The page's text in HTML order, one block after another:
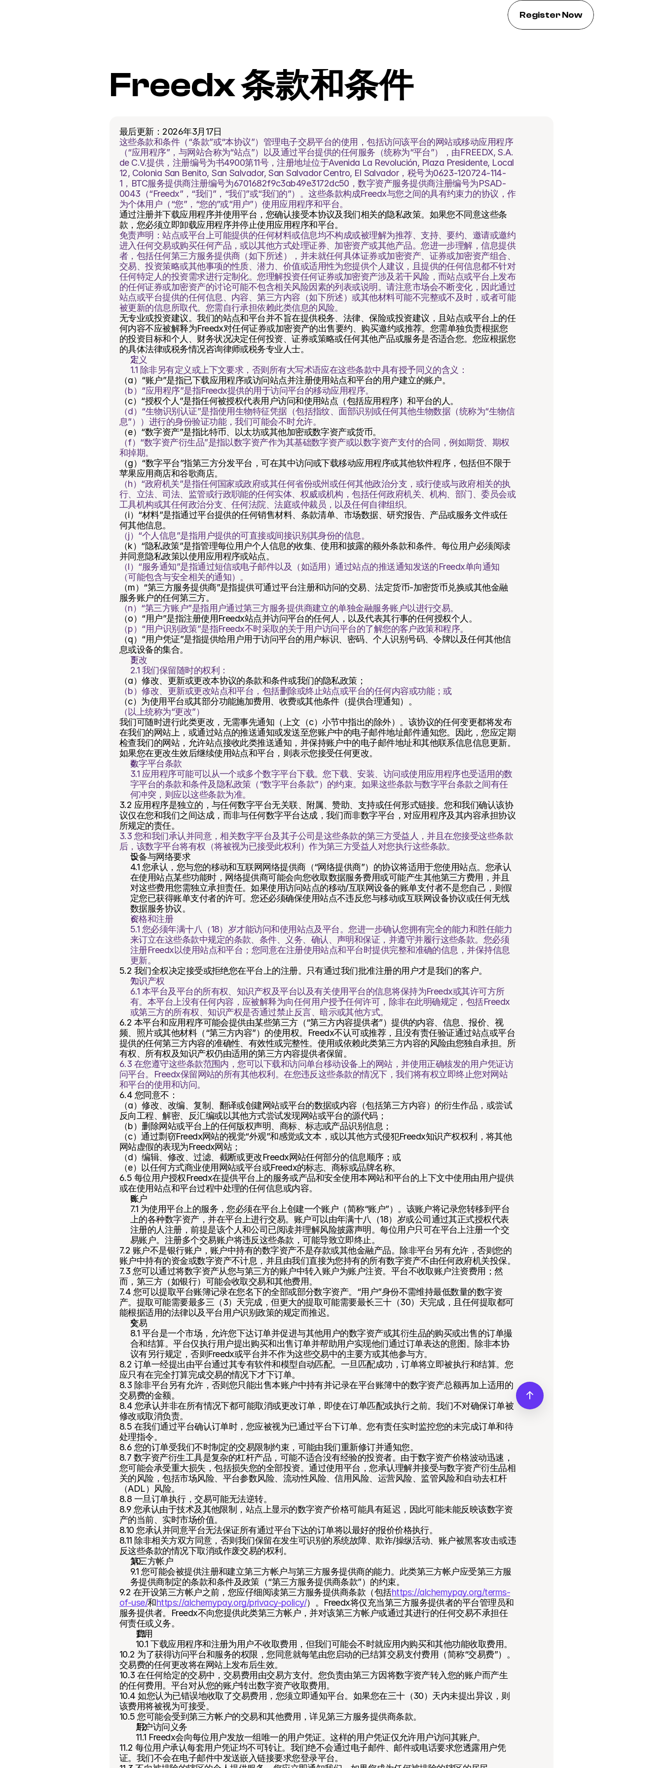
Register Now
Freedx 条款和条件
最后更新：2026年3月17日
这些条款和条件（“条款”或“本协议”）管理电子交易平台的使用，包括访问该平台的网站或移动应用程序
（“应用程序”，与网站合称为“站点”）以及通过平台提供的任何服务（统称为“平台”），由FREEDX, S.A.
de C.V.提供，注册编号为书4900第11号，注册地址位于Avenida La Revolución, Plaza Presidente, Local
12, Colonia San Benito, San Salvador, San Salvador Centro, El Salvador，税号为0623-120724-114-
1，BTC服务提供商注册编号为6701682f9c3ab49e3172dc50，数字资产服务提供商注册编号为PSAD-
0043（“Freedx”，“我们”，“我们”或“我们的”）。这些条款构成Freedx与您之间的具有约束力的协议，作
为个体用户（“您”，“您的”或“用户”）使用应用程序和平台。
通过注册并下载应用程序并使用平台，您确认接受本协议及我们相关的隐私政策。如果您不同意这些条
款，您必须立即卸载应用程序并停止使用应用程序和平台。
免责声明：站点或平台上可能提供的任何材料或信息均不构成或被理解为推荐、支持、要约、邀请或邀约
进入任何交易或购买任何产品，或以其他方式处理证券、加密资产或其他产品。您进一步理解，信息提供
者，包括任何第三方服务提供商（如下所述），并未就任何具体证券或加密资产、证券或加密资产组合、
交易、投资策略或其他事项的性质、潜力、价值或适用性为您提供个人建议，且提供的任何信息都不针对
任何特定人的投资需求进行定制化。您理解投资任何证券或加密资产涉及若干风险，而站点或平台上发布
的任何证券或加密资产的讨论可能不包含相关风险因素的列表或说明。请注意市场会不断变化，因此通过
站点或平台提供的任何信息、内容、第三方内容（如下所述）或其他材料可能不完整或不及时，或者可能
被更新的信息所取代。您需自行承担依赖此类信息的风险。
无专业或投资建议。我们的站点和平台并不旨在提供税务、法律、保险或投资建议，且站点或平台上的任
何内容不应被解释为Freedx对任何证券或加密资产的出售要约、购买邀约或推荐。您需单独负责根据您
的投资目标和个人、财务状况决定任何投资、证券或策略或任何其他产品或服务是否适合您。您应根据您
的具体法律或税务情况咨询律师或税务专业人士。
定义
1.1 除非另有定义或上下文要求，否则所有大写术语应在这些条款中具有授予同义的含义：
（a）“账户”是指已下载应用程序或访问站点并注册使用站点和平台的用户建立的账户。
（b）“应用程序”是指Freedx提供的用于访问平台的移动应用程序。
（c）“授权个人”是指任何被授权代表用户访问和使用站点（包括应用程序）和平台的人。
（d）“生物识别认证”是指使用生物特征凭据（包括指纹、面部识别或任何其他生物数据（统称为“生物信
息”））进行的身份验证功能，我们可能会不时允许。
（e）“数字资产”是指比特币、以太坊或其他加密或数字资产或货币。
（f）“数字资产衍生品”是指以数字资产作为其基础数字资产或以数字资产支付的合同，例如期货、期权
和掉期。
（g）“数字平台”指第三方分发平台，可在其中访问或下载移动应用程序或其他软件程序，包括但不限于
苹果应用商店和谷歌商店。
（h）“政府机关”是指任何国家或政府或其任何省份或州或任何其他政治分支，或行使或与政府相关的执
行、立法、司法、监管或行政职能的任何实体、权威或机构，包括任何政府机关、机构、部门、委员会或
工具机构或其任何政治分支、任何法院、法庭或仲裁员，以及任何自律组织。
（i）“材料”是指通过平台提供的任何销售材料、条款清单、市场数据、研究报告、产品或服务文件或任
何其他信息。
（j）“个人信息”是指用户提供的可直接或间接识别其身份的信息。
（k）“隐私政策”是指管理每位用户个人信息的收集、使用和披露的额外条款和条件。每位用户必须阅读
并同意隐私政策以使用应用程序或站点。
（l）“服务通知”是指通过短信或电子邮件以及（如适用）通过站点的推送通知发送的Freedx单向通知
（可能包含与安全相关的通知）。
（m）“第三方服务提供商”是指提供可通过平台注册和访问的交易、法定货币-加密货币兑换或其他金融
服务账户的任何第三方。
（n）“第三方账户”是指用户通过第三方服务提供商建立的单独金融服务账户以进行交易。
（o）“用户”是指注册使用Freedx站点并访问平台的任何人，以及代表其行事的任何授权个人。
（p）“用户识别政策”是指Freedx不时采取的关于用户访问平台的了解您的客户政策和程序。
（q）“用户凭证”是指提供给用户用于访问平台的用户标识、密码、个人识别号码、令牌以及任何其他信
息或设备的集合。
更改
2.1 我们保留随时的权利：
（a）修改、更新或更改本协议的条款和条件或我们的隐私政策；
（b）修改、更新或更改站点和平台，包括删除或终止站点或平台的任何内容或功能；或
（c）为使用平台或其部分功能施加费用、收费或其他条件（提供合理通知）。
（以上统称为“更改”）
我们可随时进行此类更改，无需事先通知（上文（c）小节中指出的除外）。该协议的任何变更都将发布
在我们的网站上，或通过站点的推送通知或发送至您账户中的电子邮件地址邮件通知您。因此，您应定期
检查我们的网站，允许站点接收此类推送通知，并保持账户中的电子邮件地址和其他联系信息信息更新。
如果您在更改生效后继续使用站点和平台，则表示您接受任何更改。
数字平台条款
3.1 应用程序可能可以从一个或多个数字平台下载。您下载、安装、访问或使用应用程序也受适用的数
字平台的条款和条件及隐私政策（“数字平台条款”）的约束。如果这些条款与数字平台条款之间有任
何冲突，则应以这些条款为准。
3.2 应用程序是独立的，与任何数字平台无关联、附属、赞助、支持或任何形式链接。您和我们确认该协
议仅在您和我们之间达成，而非与任何数字平台达成，我们而非数字平台，对应用程序及其内容承担协议
所规定的责任。
3.3 您和我们承认并同意，相关数字平台及其子公司是这些条款的第三方受益人，并且在您接受这些条款
后，该数字平台将有权（将被视为已接受此权利）作为第三方受益人对您执行这些条款。
设备与网络要求
4.1 您承认，您与您的移动和互联网网络提供商（“网络提供商”）的协议将适用于您使用站点。您承认
在使用站点某些功能时，网络提供商可能会向您收取数据服务费用或可能产生其他第三方费用，并且
对这些费用您需独立承担责任。如果使用访问站点的移动/互联网设备的账单支付者不是您自己，则假
定您已获得账单支付者的许可。您还必须确保使用站点不违反您与移动或互联网设备协议或任何无线
数据服务协议。
资格和注册
5.1 您必须年满十八（18）岁才能访问和使用站点及平台。您进一步确认您拥有完全的能力和胜任能力
来订立在这些条款中规定的条款、条件、义务、确认、声明和保证，并遵守并履行这些条款。您必须
注册Freedx以使用站点和平台；您同意在注册使用站点和平台时提供完整和准确的信息，并保持信息
更新。
5.2 我们全权决定接受或拒绝您在平台上的注册。只有通过我们批准注册的用户才是我们的客户。
知识产权
6.1 本平台及平台的所有权、知识产权及平台以及有关使用平台的信息将保持为Freedx或其许可方所
有。本平台上没有任何内容，应被解释为向任何用户授予任何许可，除非在此明确规定，包括Freedx
或第三方的所有权、知识产权是否通过禁止反言、暗示或其他方式。
6.2 本平台和应用程序可能会提供由某些第三方（“第三方内容提供者”）提供的内容、信息、报价、视
频、照片或其他材料（“第三方内容”）的使用权。Freedx不认可或推荐，且没有责任验证通过站点或平台
提供的任何第三方内容的准确性、有效性或完整性。使用或依赖此类第三方内容的风险由您独自承担。所
有权、所有权及知识产权仍由适用的第三方内容提供者保留。
6.3 在您遵守这些条款范围内，您可以下载和访问单台移动设备上的网站，并使用正确核发的用户凭证访
问平台。Freedx保留网站的所有其他权利。在您违反这些条款的情况下，我们将有权立即终止您对网站
和平台的使用和访问。
6.4 您同意不：
（a）修改、改编、复制、翻译或创建网站或平台的数据或内容（包括第三方内容）的衍生作品，或尝试
反向工程、解密、反汇编或以其他方式尝试发现网站或平台的源代码；
（b）删除网站或平台上的任何版权声明、商标、标志或产品识别信息；
（c）通过剽窃Freedx网站的视觉“外观”和感觉或文本，或以其他方式侵犯Freedx知识产权权利，将其他
网站虚假的表现为Freedx网站；
（d）编辑、修改、过滤、截断或更改Freedx网站任何部分的信息顺序；或
（e）以任何方式商业使用网站或平台或Freedx的标志、商标或品牌名称。
6.5 每位用户授权Freedx在提供平台上的服务或产品和安全使用本网站和平台的上下文中使用由用户提供
或在使用站点和平台过程中处理的任何信息或内容。
账户
7.1 为使用平台上的服务，您必须在平台上创建一个账户（简称“账户”）。该账户将记录您转移到平台
上的各种数字资产，并在平台上进行交易。账户可以由年满十八（18）岁或公司通过其正式授权代表
注册的人注册，前提是该个人和公司已阅读并理解风险披露声明。每位用户只可在平台上注册一个交
易账户。注册多个交易账户将违反这些条款，可能导致立即终止。
7.2 账户不是银行账户，账户中持有的数字资产不是存款或其他金融产品。除非平台另有允许，否则您的
账户中持有的资金或数字资产不计息，并且由我们直接为您持有的所有数字资产不由任何政府机关投保。
7.3 您可以通过将数字资产从您与第三方的账户中转入账户为账户注资。平台不收取账户注资费用；然
而，第三方（如银行）可能会收取交易和其他费用。
7.4 您可以提取平台账簿记录在您名下的全部或部分数字资产。“用户”身份不需维持最低数量的数字资
产。提取可能需要最多三（3）天完成，但更大的提取可能需要最长三十（30）天完成，且任何提取都可
能根据适用的法律以及平台用户识别政策的规定而推迟。
交易
8.1 平台是一个市场，允许您下达订单并促进与其他用户的数字资产或其衍生品的购买或出售的订单撮
合和结算。平台仅执行用户提出购买和出售订单并帮助用户实现他们通过订单表达的意图。除非本协
议有另行规定，否则Freedx或平台并不作为这些交易中的主要方或其他参与方。
8.2 订单一经提出由平台通过其专有软件和模型自动匹配。一旦匹配成功，订单将立即被执行和结算。您
应只有在完全打算完成交易的情况下才下订单。
8.3 除非平台另有允许，否则您只能出售本账户中持有并记录在平台账簿中的数字资产总额再加上适用的
交易费的金额。
8.4 您承认并非在所有情况下都可能取消或更改订单，即使在订单匹配或执行之前。我们不对确保订单被
修改或取消负责。
8.5 在我们通过平台确认订单时，您应被视为已通过平台下订单。您有责任实时监控您的未完成订单和待
处理指令。
8.6 您的订单受我们不时制定的交易限制约束，可能由我们重新修订并通知您。
8.7 数字资产衍生工具是复杂的杠杆产品，可能不适合没有经验的投资者。由于数字资产价格波动迅速，
您可能会承受重大损失，包括损失您的全部投资。通过使用平台，您承认理解并接受与数字资产衍生品相
关的风险，包括市场风险、平台参数风险、流动性风险、信用风险、运营风险、监管风险和自动去杠杆
（ADL）风险。
8.8 一旦订单执行，交易可能无法逆转。
8.9 您承认由于技术及其他限制，站点上显示的数字资产价格可能具有延迟，因此可能未能反映该数字资
产的当前、实时市场价值。
8.10 您承认并同意平台无法保证所有通过平台下达的订单将以最好的报价价格执行。
8.11 除非相关方双方同意，否则我们保留在发生可识别的系统故障、欺诈/操纵活动、账户被黑客攻击或违
反这些条款的情况下取消或作废交易的权利。
第三方帐户
9.1 您可能会被提供注册和建立第三方帐户与第三方服务提供商的能力。此类第三方帐户应受第三方服
务提供商制定的条款和条件及政策（“第三方服务提供商条款”）的约束。
9.2 在开设第三方帐户之前，您应仔细阅读第三方服务提供商条款（包括https://alchemypay.org/terms-
of-use/和https://alchemypay.org/privacy-policy/）。Freedx将仅充当第三方服务提供者的平台管理员和
服务提供者。Freedx不向您提供此类第三方帐户，并对该第三方帐户或通过其进行的任何交易不承担任
何责任或义务。
费用
10.1 下载应用程序和注册为用户不收取费用，但我们可能会不时就应用内购买和其他功能收取费用。
10.2 为了获得访问平台和服务的权限，您同意就每笔由您启动的已结算交易支付费用（简称“交易费”）。
交易费的任何更改将在网站上发布后生效。
10.3 在任何给定的交易中，交易费用由交易方支付。您负责由第三方因将数字资产转入您的账户而产生
的任何费用。平台对从您的账户转出数字资产收取费用。
10.4 如您认为已错误地收取了交易费用，您须立即通知平台。如果您在三十（30）天内未提出异议，则
该费用将被视为可接受。
10.5 您可能会受到第三方帐户的交易和其他费用，详见第三方服务提供商条款。
用户访问义务
11.1 Freedx会向每位用户发放一组唯一的用户凭证。这样的用户凭证仅允许用户访问其账户。
11.2 每位用户承认每套用户凭证均不可转让。我们绝不会通过电子邮件、邮件或电话要求您透露用户凭
证。我们不会在电子邮件中发送嵌入链接要求您登录平台。